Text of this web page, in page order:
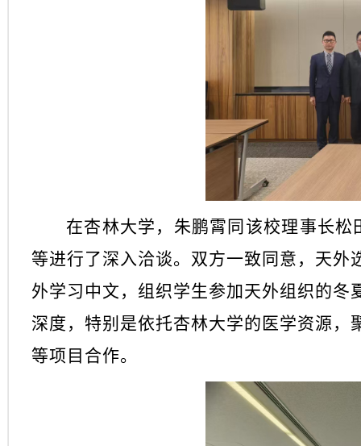
在杏林大学，朱鹏霄同该校理事长
等进行了深入洽谈。双方一致同意，天
外学习中文，组织学生参加天外组织的
深度，特别是依托杏林大学的医学资源，
等项目合作。